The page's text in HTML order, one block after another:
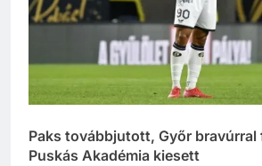
Paks továbbjutott, Győr
Puskás Akadémia kiesett